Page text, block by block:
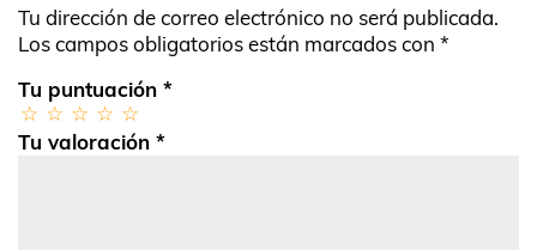
Tu dirección de correo electrónico no será publicada.
Los campos obligatorios están marcados con *
Tu puntuación *
Tu valoración *